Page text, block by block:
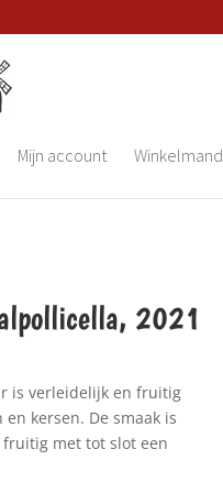
Mijn account Winkelmand
2021
is verleidelijk en fruitig
kersen. De smaak is
met tot slot een